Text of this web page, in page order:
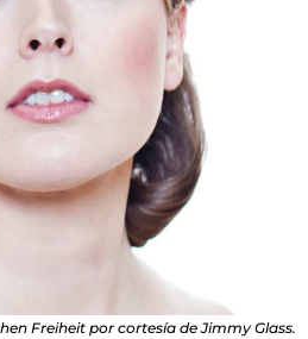
Freiheit por cortesía de Jimmy Glass.